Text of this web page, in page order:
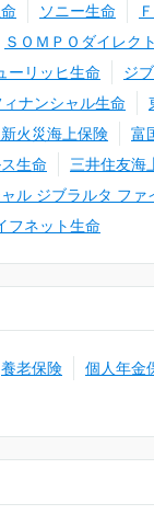
ソニー生命
ＳＯＭＰＯダイレク
ーリッヒ生命 ジ
ィナンシャル生命
新火災海上保険 富
生命 三井住友海
ル ジブラルタ ファ
フネット生命
養老保険 個人年金